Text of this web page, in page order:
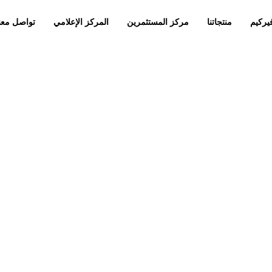
منتجاتنا مركز المستثمرين المركز الإعلامي تواصل